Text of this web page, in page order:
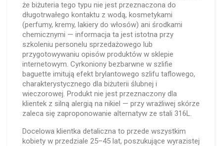
że biżuteria tego typu nie jest przeznaczona do
długotrwałego kontaktu z wodą, kosmetykami
(perfumy, kremy, lakiery do włosów) ani środkami
chemicznymi — informacja ta jest istotna przy
szkoleniu personelu sprzedażowego lub
przygotowywaniu opisów produktów w sklepie
internetowym. Cyrkoniony bezbarwne w szlifie
baguette imitują efekt brylantowego szlifu taflowego,
charakterystycznego dla biżuterii ślubnej i
wieczorowej. Produkt nie jest przeznaczony dla
klientek z silną alergią na nikiel — przy wrażliwej skórze
zaleca się zaproponowanie alternatyw ze stali 316L.
Docelowa klientka detaliczna to przede wszystkim
kobiety w przedziale 25–45 lat, poszukujące wyrazistej